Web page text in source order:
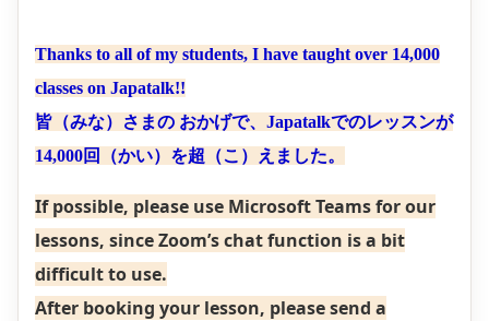
Thanks to all of my students, I have taught over 14,000
classes on Japatalk!!
皆（みな）さまの おかげで、Japatalkでのレッスンが
14,000回（かい）を超（こ）えました。
If possible, please use Microsoft Teams for our
lessons, since Zoom’s chat function is a bit
difficult to use.
After booking your lesson, please send a